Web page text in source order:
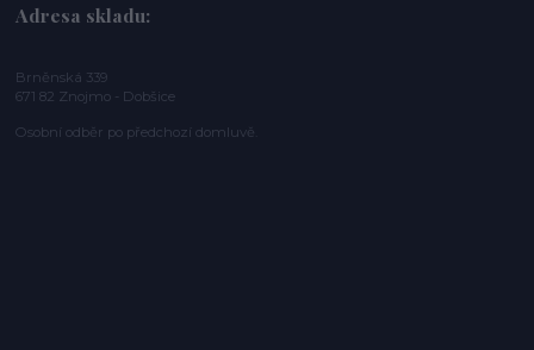
Adresa skladu:
Brněnská 339
671 82 Znojmo - Dobšice
Osobní odběr po předchozí domluvě.